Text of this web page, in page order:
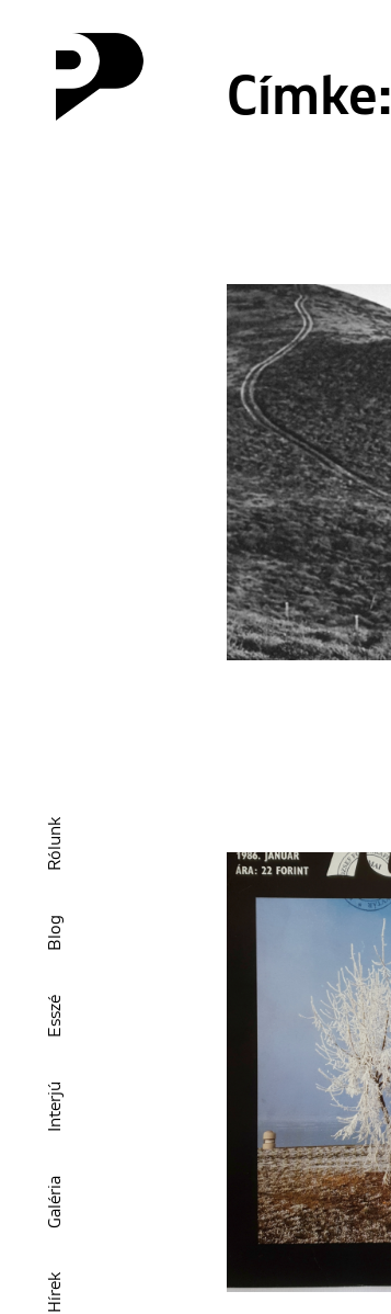
Hírek
Galéria
Interjú
Esszé
Blog
Rólunk
Címke: